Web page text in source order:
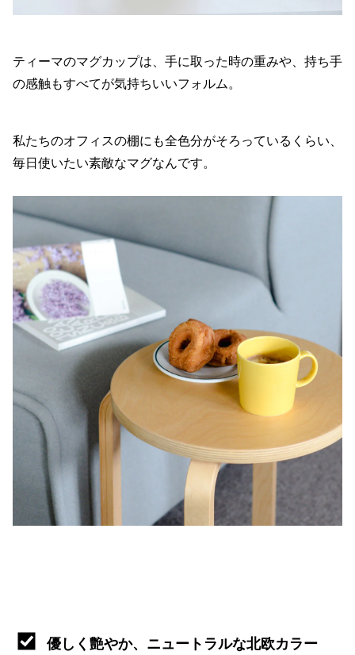
ティーマのマグカップは、手に取った時の重みや、持ち手
の感触もすべてが気持ちいいフォルム。
私たちのオフィスの棚にも全色分がそろっているくらい、
毎日使いたい素敵なマグなんです。
優しく艶やか、ニュートラルな北欧カラー